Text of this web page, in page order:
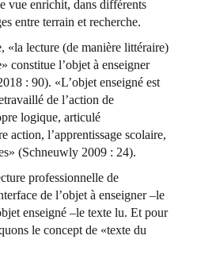
vue enrichit, dans différents
entre terrain et recherche.
«la lecture (de manière littéraire)
constitue l’objet à enseigner
: 90). «L’objet enseigné est
de l’action de
logique, articulé
action, l’apprentissage scolaire,
(Schneuwly 2009 : 24).
professionnelle de
de l’objet à enseigner –le
enseigné –le texte lu. Et pour
le concept de «texte du